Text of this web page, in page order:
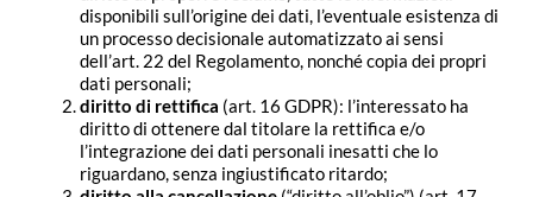
disponibili sull’origine dei dati, l’eventuale esistenza di
un processo decisionale automatizzato ai sensi
dell’art. 22 del Regolamento, nonché copia dei propri
dati personali;
diritto di rettifica (art. 16 GDPR): l’interessato ha
diritto di ottenere dal titolare la rettifica e/o
l’integrazione dei dati personali inesatti che lo
riguardano, senza ingiustificato ritardo;